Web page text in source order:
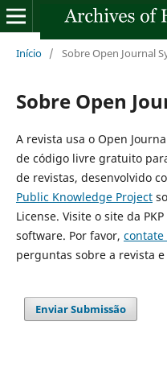
Início / Sobre Open Journal
Sobre Open
A revista usa o Open
de código livre gratuito
de revistas, desenvolvido
Public Knowledge Project
License. Visite o site da
software. Por favor, contate
perguntas sobre a revista
Enviar Submissão